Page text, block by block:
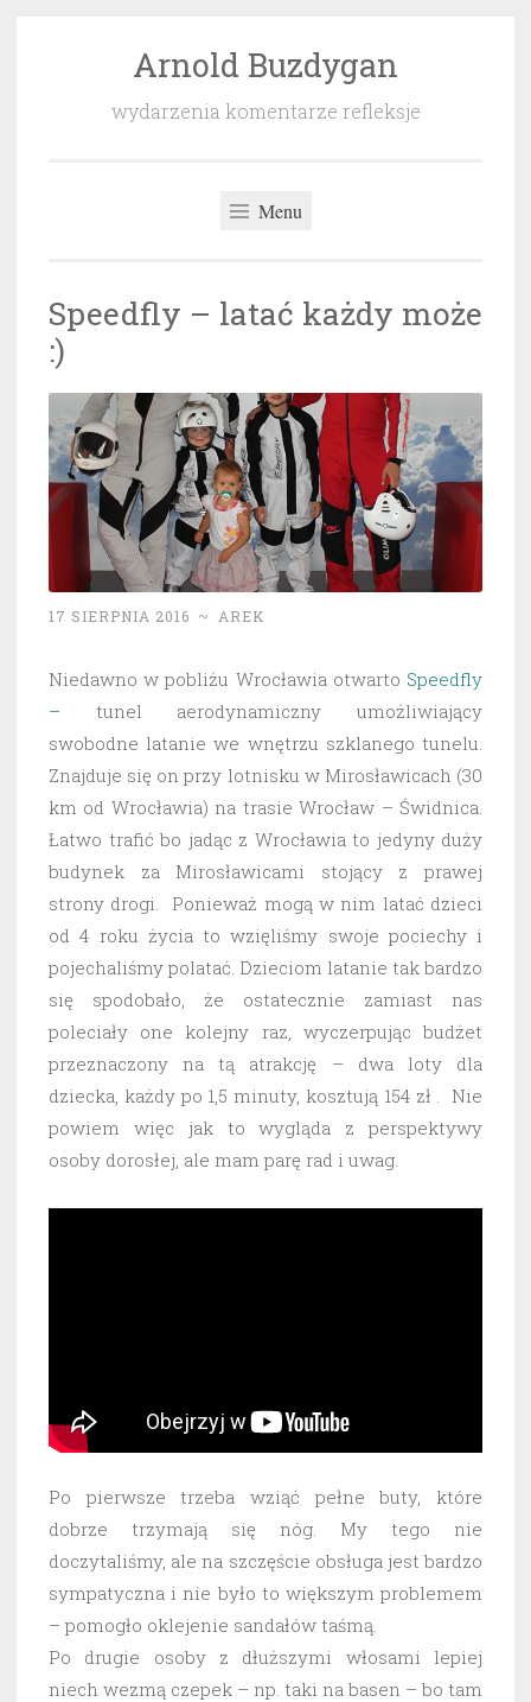
Arnold Buzdygan
wydarzenia komentarze refleksje
Menu
Speedfly – latać każdy może
:)
17 SIERPNIA 2016 ~ AREK
Niedawno w pobliżu Wrocławia otwarto Speedfly
– tunel aerodynamiczny umożliwiający
swobodne latanie we wnętrzu szklanego tunelu.
Znajduje się on przy lotnisku w Mirosławicach (30
km od Wrocławia) na trasie Wrocław – Świdnica.
Łatwo trafić bo jadąc z Wrocławia to jedyny duży
budynek za Mirosławicami stojący z prawej
strony drogi. Ponieważ mogą w nim latać dzieci
od 4 roku życia to wzięliśmy swoje pociechy i
pojechaliśmy polatać. Dzieciom latanie tak bardzo
się spodobało, że ostatecznie zamiast nas
poleciały one kolejny raz, wyczerpując budżet
przeznaczony na tą atrakcję – dwa loty dla
dziecka, każdy po 1,5 minuty, kosztują 154 zł . Nie
powiem więc jak to wygląda z perspektywy
osoby dorosłej, ale mam parę rad i uwag.
Po pierwsze trzeba wziąć pełne buty, które
dobrze trzymają się nóg. My tego nie
doczytaliśmy, ale na szczęście obsługa jest bardzo
sympatyczna i nie było to większym problemem
– pomogło oklejenie sandałów taśmą.
Po drugie osoby z dłuższymi włosami lepiej
niech wezmą czepek – np. taki na basen – bo tam